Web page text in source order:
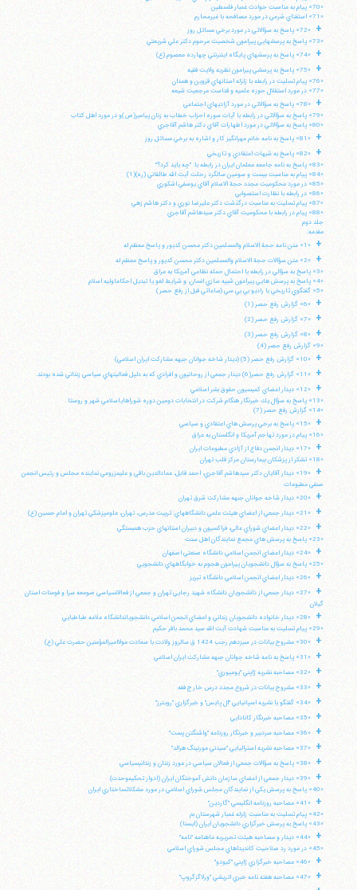
«70» پيام به مناسبت حوادث غمبار فلسطين
«71» استفتاي شرعي در مورد مصافحه با غيرمحارم
+
«72» پاسخ به سؤالاتي در مورد برخي مسائل روز
«73» پاسخ به پرسشهايي پيرامون شخصيت مرحوم دكتر علي شريعتي
+ «74» پاسخ به پرسشهاي پايگاه اينترنتي چهارده معصوم (ع)
+
«75» پاسخ به پرسشي پيرامون نظريه ولايت فقيه
«76» پيام تسليت در رابطه با زلزله استانهاي قزوين و همدان
«77» در مورد استقلال حوزه علميه و قداست مرجعيت شيعه
+
«78» پاسخ به سؤالاتي در مورد آزاديهاي اجتماعي
«79» پاسخ به سؤالاتي در رابطه با آيات سوره احزاب خطاب به زنان پيامبر(ص)و در مورد اهل كتاب
«80» پاسخ به سؤالاتي در مورد اظهارات آقاي دكتر هاشم آقاجري
+ «81» پاسخ به نامه خانم مهرانگيز كار و اشاره به برخي مسائل روز
+
«82» پاسخ به شبهات اعتقادي و تاريخي
«83» پاسخ به نامه جامعه معلمان ايران در رابطه با: "چه بايد كرد؟"
«84» پيام به مناسبت بيست و سومين سالگرد رحلت آيت الله طالقاني (ره)(1)
«85» در مورد محكوميت مجدد حجة الاسلام آقاي يوسفي اشكوري
«86» در رابطه با نظارت استصوابي
«87» پيام تسليت به مناسبت درگذشت دكتر عليرضا نوري و دكتر هاشم زهي
«88» پيام در رابطه با محكوميت آقاي دكتر سيدهاشم آقاجري
جلد دوم
مقدمه:
+ «1» متن نامه حجة الاسلام والمسلمين دكتر محسن كديور و پاسخ معظم له
+
«2» متن سؤالات حجة الاسلام والمسلمين دكتر محسن كديور و پاسخ معظم له
«3» پاسخ به سؤالي در رابطه با احتمال حمله نظامي آمريكا به عراق
«4» پاسخ به پرسش هايي پيرامون شبيه سازي انسان، و شرايط لغو يا تبديل احكاماوليه اسلام
«5» گفتگوي تاريخي با راديو بي بي سي (ساعاتي قبل از رفع حصر)
+ «6» گزارش رفع حصر (1)
+ «7» گزارش رفع حصر (2)
+
«8» گزارش رفع حصر (3)
«9» گزارش رفع حصر (4)
+ «10» گزارش رفع حصر (5) (ديدار شاخه جوانان جبهه مشاركت ايران اسلامي)
+ «11» گزارش رفع حصر(6) ديدار جمعي از روحانيون و افرادي كه به دليل فعاليتهاي سياسي زنداني شده بودند.
+
«12» ديدار اعضاي كميسيون حقوق بشر اسلامي
«13» پاسخ به سؤال يك خبرنگار هنگام شركت در انتخابات دومين دوره شوراهاياسلامي شهر و روستا
«14» گزارش رفع حصر (7)
+
«15» پاسخ به برخي پرسش هاي اعتقادي و سياسي
«16» پيام در مورد تهاجم آمريكا و انگلستان به عراق
+
«17» ديدار انجمن دفاع از آزادي مطبوعات ايران
«18» تشكر از پزشكان بيمارستان مركز قلب تهران
+
«19» ديدار آقايان دكتر سيدهاشم آقاجري، احمد قابل، عمادالدين باقي و عليمزروعي نماينده مجلس و رئيس انجمن
صنفي مطبوعات
+ «20» ديدار شاخه جوانان جبهه مشاركت شرق تهران
+ «21» ديدار جمعي از اعضاي هيئت علمي دانشگاههاي: تربيت مدرس، تهران، علومپزشكي تهران و امام حسين (ع)
+
«22» ديدار اعضاي شوراي عالي، فراكسيون و دبيران استانهاي حزب همبستگي
«23» پاسخ به پرسش هاي مجمع نمايندگان اهل سنت
+
«24» ديدار اعضاي انجمن اسلامي دانشگاه صنعتي اصفهان
«25» پاسخ به سؤال دانشجويان پيرامون هجوم به خوابگاههاي دانشجويي
+ «26» ديدار اعضاي انجمن اسلامي دانشگاه تبريز
+
«27» ديدار جمعي از دانشجويان دانشگاه شهيد رجايي تهران و جمعي از فعالانسياسي صومعه سرا و فومنات استان
گيلان
+
«28» ديدار خانواده دانشجويان زنداني و اعضاي انجمن اسلامي دانشجوياندانشگاه علامه طباطبايي
«29» پيام تسليت به مناسبت شهادت آيت الله سيد محمد باقر حكيم
+ «30» مشروح بيانات در سيزدهم رجب 1424 ق سالروز ولادت با سعادت مولااميرالمؤمنين حضرت علي (ع)
+ «31» پاسخ به نامه شاخه جوانان جبهه مشاركت ايران اسلامي
+ «32» مصاحبه نشريه ژاپني "يوميوري"
+ «33» مشروح بيانات در شروع مجدد درس خارج فقه
+ «34» گفتگو با نشريه اسپانيايي "ال پايس" و خبرگزاري "رويترز"
+ «35» مصاحبه خبرنگار كانادايي
+ «36» مصاحبه سردبير و خبرنگار روزنامه "واشنگتن پست"
+ «37» مصاحبه نشريه استراليايي "سيدني مورنينگ هرالد"
+ «38» پاسخ به سؤالات جمعي از فعالان سياسي در مورد زندان و زندانيسياسي
+
«39» ديدار جمعي از اعضاي سازمان دانش آموختگان ايران (ادوار تحكيموحدت)
«40» پاسخ به پرسش يكي از نمايندگان مجلس شوراي اسلامي در مورد مشكلاتساختاري ايران
+
«41» مصاحبه روزنامه انگليسي "گاردين"
«42» پيام تسليت به مناسبت زلزله غمبار شهرستان بم
«43» پاسخ به پرسش خبرگزاري دانشجويان ايران (ايسنا)
+
«44» ديدار و مصاحبه هيئت تحريريه ماهنامه "نامه"
«45» در مورد رد صلاحيت كانديداهاي مجلس شوراي اسلامي
+ «46» مصاحبه خبرگزاري ژاپني "كيودو"
+ «47» مصاحبه هفته نامه خبري اتريشي "ورلاگزگروپ"